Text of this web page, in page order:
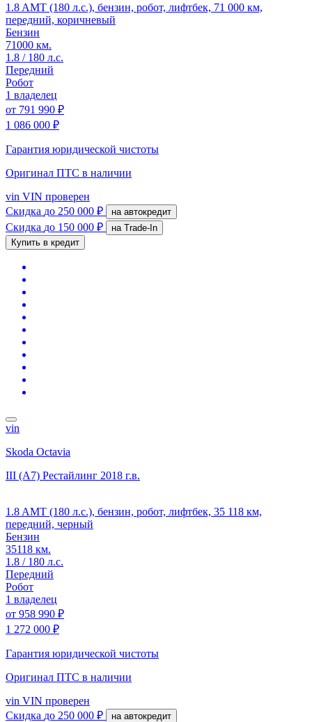
1.8 AMT (180 л.с.), бензин, робот, лифтбек, 71 000 км,
передний, коричневый
Бензин
71000 км.
1.8 / 180 л.с.
Передний
Робот
1 владелец
от 791 990 ₽
1 086 000 ₽
Гарантия юридической чистоты
Оригинал ПТС в наличии
vin VIN проверен
Скидка до 250 000 ₽ на автокредит
Скидка до 150 000 ₽
на Trade-In
Купить в кредит
vin
Skoda Octavia
III (A7) Рестайлинг 2018 г.в.
1.8 AMT (180 л.с.), бензин, робот, лифтбек, 35 118 км,
передний, черный
Бензин
35118 км.
1.8 / 180 л.с.
Передний
Робот
1 владелец
от 958 990 ₽
1 272 000 ₽
Гарантия юридической чистоты
Оригинал ПТС в наличии
vin VIN проверен
Скидка до 250 000 ₽ на автокредит